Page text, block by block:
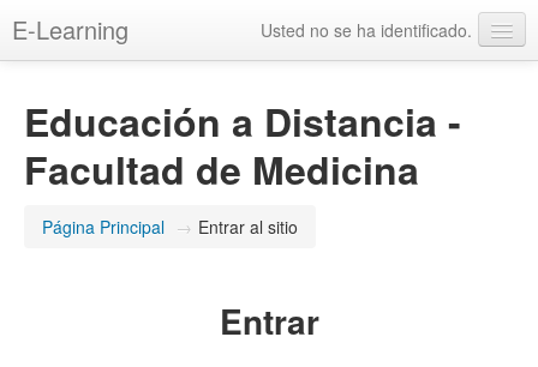
E-Learning Usted no se ha identificado.
Educación a Distancia -
Facultad de Medicina
Página Principal → Entrar al sitio
Entrar